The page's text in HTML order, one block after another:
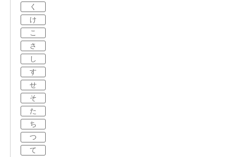
く
け
こ
さ
し
す
せ
そ
た
ち
つ
て